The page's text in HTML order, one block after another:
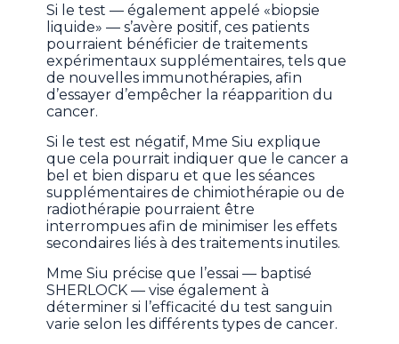
Si le test — également appelé «biopsie
liquide» — s’avère positif, ces patients
pourraient bénéficier de traitements
expérimentaux supplémentaires, tels que
de nouvelles immunothérapies, afin
d’essayer d’empêcher la réapparition du
cancer.
Si le test est négatif, Mme Siu explique
que cela pourrait indiquer que le cancer a
bel et bien disparu et que les séances
supplémentaires de chimiothérapie ou de
radiothérapie pourraient être
interrompues afin de minimiser les effets
secondaires liés à des traitements inutiles.
Mme Siu précise que l’essai — baptisé
SHERLOCK — vise également à
déterminer si l’efficacité du test sanguin
varie selon les différents types de cancer.